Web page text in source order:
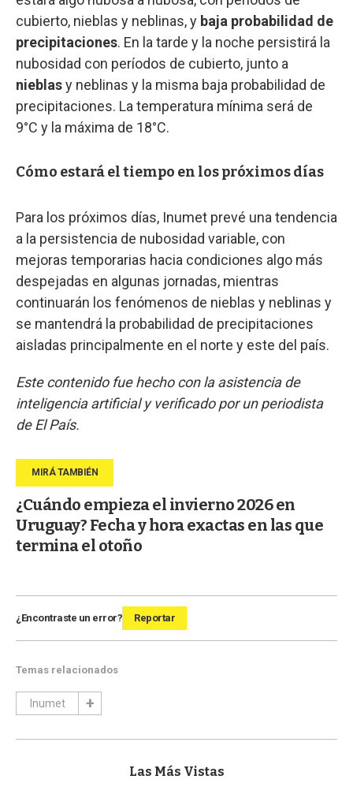
cubierto, nieblas y neblinas, y baja probabilidad de
precipitaciones. En la tarde y la noche persistirá la
nubosidad con períodos de cubierto, junto a
nieblasy neblinas y la misma baja probabilidad de
precipitaciones. La temperatura mínima será de
9°C y la máxima de 18°C.
Cómo estará el tiempo en los próximos días
Para los próximos días, Inumet prevé una tendencia
a la persistencia de nubosidad variable, con
mejoras temporarias hacia condiciones algo más
despejadas en algunas jornadas, mientras
continuarán los fenómenos de nieblas y neblinas y
se mantendrá la probabilidad de precipitaciones
aisladas principalmente en el norte y este del país.
Este contenido fue hecho con la asistencia de
inteligencia artificial y verificado por un periodista
de El País.
¿Cuándo empieza el invierno 2026 en
Uruguay? Fecha y hora exactas en las que
termina el otoño
¿Encontraste un error? Reportar
Temas relacionados
Inumet
Las Más Vistas